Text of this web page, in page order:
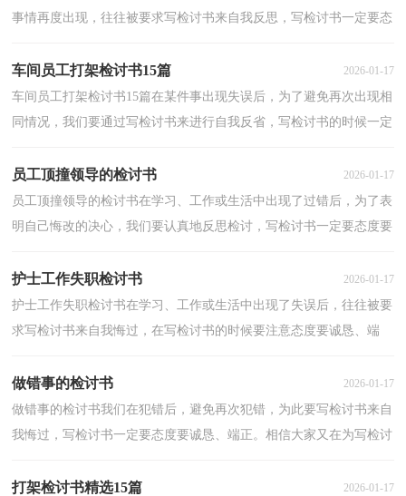
事情再度出现，往往被要求写检讨书来自我反思，写检讨书一定要态
车间员工打架检讨书15篇 2026-01-17
车间员工打架检讨书15篇在某件事出现失误后，为了避免再次出现相
同情况，我们要通过写检讨书来进行自我反省，写检讨书的时候一定
员工顶撞领导的检讨书 2026-01-17
员工顶撞领导的检讨书在学习、工作或生活中出现了过错后，为了表
明自己悔改的决心，我们要认真地反思检讨，写检讨书一定要态度要
护士工作失职检讨书 2026-01-17
护士工作失职检讨书在学习、工作或生活中出现了失误后，往往被要
求写检讨书来自我悔过，在写检讨书的时候要注意态度要诚恳、端
做错事的检讨书 2026-01-17
做错事的检讨书我们在犯错后，避免再次犯错，为此要写检讨书来自
我悔过，写检讨书一定要态度要诚恳、端正。相信大家又在为写检讨
打架检讨书精选15篇 2026-01-17